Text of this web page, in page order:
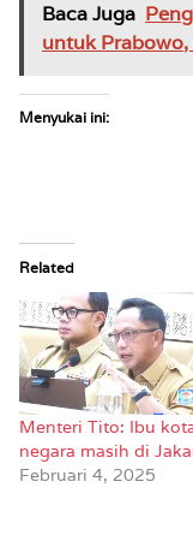
Baca Juga
untuk
Menyukai ini:
Related
Menteri Tito: Ibu
negara masih di
Februari 4, 2025